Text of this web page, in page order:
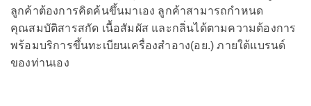
ลูกค้าต้องการคิดค้นขึ้นมาเอง ลูกค้าสามารถกำหนด
คุณสมบัติสารสกัด เนื้อสัมผัส และกลิ่นได้ตามความต้องการ
พร้อมบริการขึ้นทะเบียนเครื่องสำอาง(อย.) ภายใต้แบรนด์
ของท่านเอง